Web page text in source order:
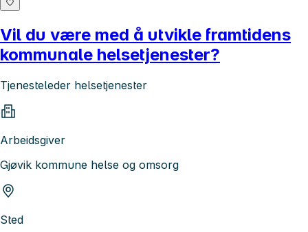
Vil du være med å utvikle framtidens
kommunale helsetjenester?
Tjenesteleder helsetjenester
Arbeidsgiver
Gjøvik kommune helse og omsorg
Sted